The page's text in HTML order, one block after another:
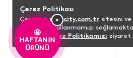
🤩
HAFTANIN
ÜRÜNÜ
×
Çerez Politikası
Çerezler,minicity.com.tr sitesini
bir şekilde kullanmamızı
bilgi içinÇerez Politikamızı ziyaret